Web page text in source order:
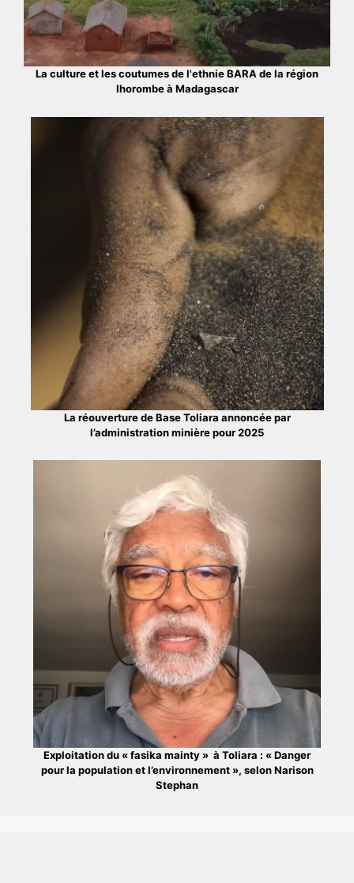
La culture et les coutumes de l'ethnie BARA de la région
Ihorombe à Madagascar
La réouverture de Base Toliara annoncée par
l’administration minière pour 2025
Exploitation du « fasika mainty » à Toliara : « Danger
pour la population et l’environnement », selon Narison
Stephan